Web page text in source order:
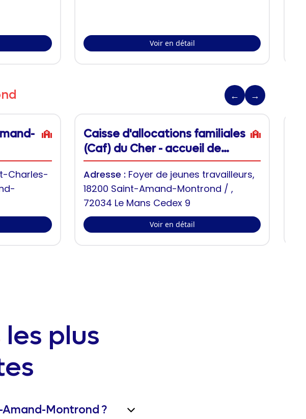
Voir en détail
← →
Charles-
Caisse d'allocations familiales
(Caf) du Cher - accueil de
Saint-Amand-Montrond
Adresse : Foyer de jeunes travailleurs,
18200 Saint-Amand-Montrond / ,
72034 Le Mans Cedex 9
Voir en détail
les plus
Montrond ?